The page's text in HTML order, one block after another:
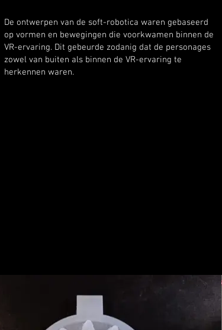
De ontwerpen van de soft-robotica waren gebaseerd
op vormen en bewegingen die voorkwamen binnen de
VR-ervaring. Dit gebeurde zodanig dat de personages
zowel van buiten als binnen de VR-ervaring te
herkennen waren.